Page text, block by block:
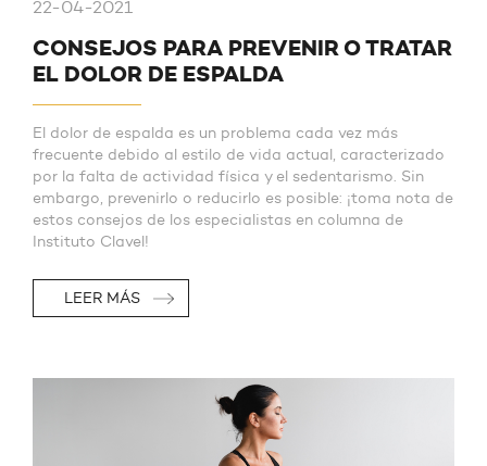
22-04-2021
CONSEJOS PARA PREVENIR O TRATAR
EL DOLOR DE ESPALDA
El dolor de espalda es un problema cada vez más
frecuente debido al estilo de vida actual, caracterizado
por la falta de actividad física y el sedentarismo. Sin
embargo, prevenirlo o reducirlo es posible: ¡toma nota de
estos consejos de los especialistas en columna de
Instituto Clavel!
LEER MÁS